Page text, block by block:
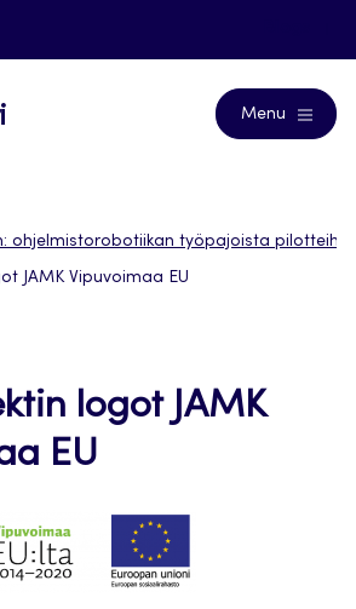
Menu
ohjelmistorobotiikan työpajoista pilotteihin
JAMK Vipuvoimaa EU
logot JAMK
EU